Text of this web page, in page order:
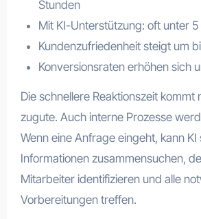
Stunden
Mit KI-Unterstützung: oft unter 5
Kundenzufriedenheit steigt um
Konversionsraten erhöhen sich
Die schnellere Reaktionszeit kommt
zugute. Auch interne Prozesse
Wenn eine Anfrage eingeht, kann
Informationen zusammensuchen,
Mitarbeiter identifizieren und alle
Vorbereitungen treffen.